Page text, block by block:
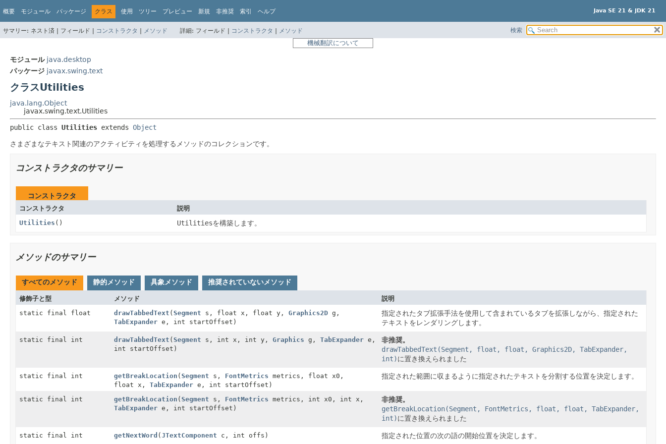
Java SE 21 & JDK 21
概要 モジュール パッケージ クラス 使用 ツリー プレビュー 新規 非推奨 索引 ヘルプ
サマリー: ネスト済 | フィールド | コンストラクタ | メソッド 詳細: フィールド | コンストラクタ | メソッド 検索
機械翻訳について
モジュール java.desktop
パッケージ javax.swing.text
クラスUtilities
java.lang.Object
javax.swing.text.Utilities
public class Utilities extends Object
さまざまなテキスト関連のアクティビティを処理するメソッドのコレクションです。
コンストラクタのサマリー
コンストラクタ
コンストラクタ
説明
Utilities () Utilitiesを構築します。
メソッドのサマリー
すべてのメソッド 静的メソッド 具象メソッド 推奨されていないメソッド
修飾子と型 メソッド
説明
static final float
drawTabbedText (Segment s, float x, float y, Graphics2Dg,
TabExpandere, int startOffset)
指定されたタブ拡張手法を使用して含まれているタブを拡張しながら、指定された
テキストをレンダリングします。
static final int drawTabbedText (Segment s, int x, int y, Graphics g, TabExpandere,
int startOffset)
非推奨。
drawTabbedText(Segment, float, float, Graphics2D, TabExpander,
int)に置き換えられました
static final int getBreakLocation (Segment s, FontMetrics metrics, float x0,
float x, TabExpandere, int startOffset)
指定された範囲に収まるように指定されたテキストを分割する位置を決定します。
static final int getBreakLocation (Segment s, FontMetrics metrics, int x0, int x,
TabExpandere, int startOffset)
非推奨。
getBreakLocation(Segment, FontMetrics, float, float, TabExpander,
int)に置き換えられました
static final int getNextWord (JTextComponent c, int offs) 指定された位置の次の語の開始位置を決定します。